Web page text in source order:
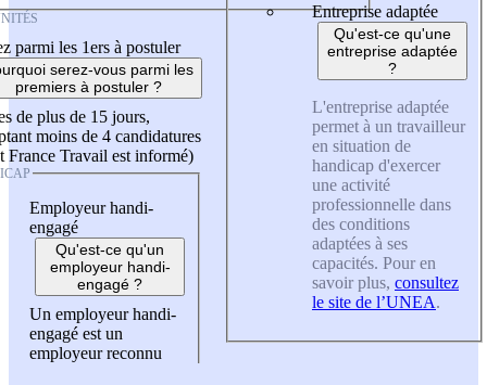
parmi les 1ers à postuler
serez-vous parmi les
premiers à postuler ?
de plus de 15 jours,
moins de 4 candidatures
France Travail est informé)
Employeur handi-
engagé
Qu'est-ce qu'un
employeur handi-
engagé ?
Un employeur handi-
engagé est un
employeur reconnu
Entreprise adaptée
Qu'est-ce qu'une
entreprise adaptée
?
L'entreprise adaptée
permet à un travailleur
en situation de
handicap d'exercer
une activité
professionnelle dans
des conditions
adaptées à ses
capacités. Pour en
savoir plus, consultez
le site de l’UNEA.